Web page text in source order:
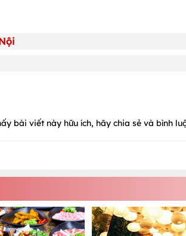
bài viết này hữu ích, hãy chia sẻ và bình